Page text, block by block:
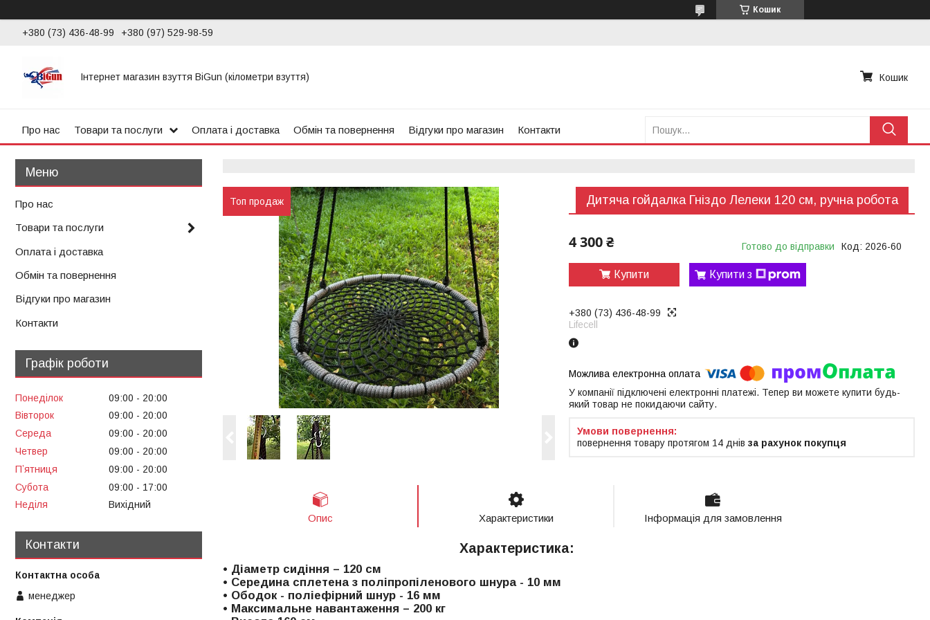
Кошик
+380 (73) 436-48-99 +380 (97) 529-98-59
Інтернет магазин взуття BiGun (кілометри взуття) Кошик
Про нас Товари та послуги Оплата і доставка Обмін та повернення Відгуки про магазин Контакти
Топ продаж Дитяча гойдалка Гніздо Лелеки 120 см, ручна робота
4 300 ₴ Готово до відправки Код: 2026-60
Купити Купити з
+380 (73) 436-48-99
Lifecell
У компанії підключені електронні платежі. Тепер ви можете купити будь-
який товар не покидаючи сайту.
повернення товару протягом 14 днів за рахунок покупця
Опис Характеристики Інформація для замовлення
Характеристика:
• Діаметр сидіння – 120 см
• Середина сплетена з поліпропіленового шнура - 10 мм
• Ободок - поліефірний шнур - 16 мм
• Максимальне навантаження – 200 кг
Про нас
Товари та послуги
Оплата і доставка
Обмін та повернення
Відгуки про магазин
Контакти
Графік роботи
Понеділок 09:00
20:00
Вівторок
09:00
20:00
Середа
09:00
20:00
Четвер
09:00
20:00
Пʼятниця
09:00
20:00
Субота
09:00
17:00
Неділя
Вихідний
Контакти
менеджер